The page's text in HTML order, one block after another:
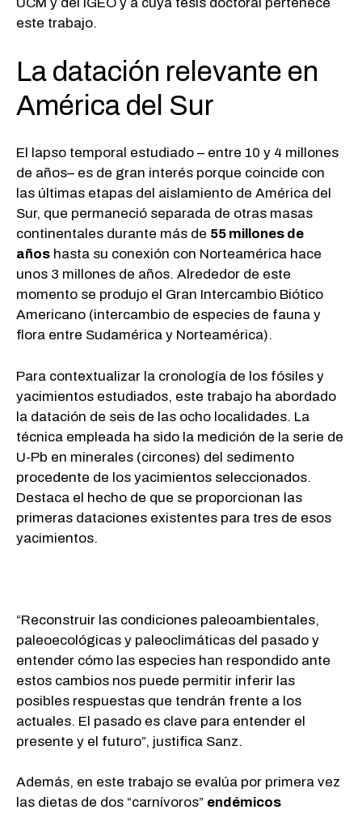
este trabajo.
La datación relevante en
América del Sur
El lapso temporal estudiado – entre 10 y 4 millones
de años– es de gran interés porque coincide con
las últimas etapas del aislamiento de América del
Sur, que permaneció separada de otras masas
continentales durante más de 55 millones de
años hasta su conexión con Norteamérica hace
unos 3 millones de años. Alrededor de este
momento se produjo el Gran Intercambio Biótico
Americano (intercambio de especies de fauna y
flora entre Sudamérica y Norteamérica).
Para contextualizar la cronología de los fósiles y
yacimientos estudiados, este trabajo ha abordado
la datación de seis de las ocho localidades. La
técnica empleada ha sido la medición de la serie de
U-Pb en minerales (circones) del sedimento
procedente de los yacimientos seleccionados.
Destaca el hecho de que se proporcionan las
primeras dataciones existentes para tres de esos
yacimientos.
“Reconstruir las condiciones paleoambientales,
paleoecológicas y paleoclimáticas del pasado y
entender cómo las especies han respondido ante
estos cambios nos puede permitir inferir las
posibles respuestas que tendrán frente a los
actuales. El pasado es clave para entender el
presente y el futuro”, justifica Sanz.
Además, en este trabajo se evalúa por primera vez
las dietas de dos “carnívoros” endémicos